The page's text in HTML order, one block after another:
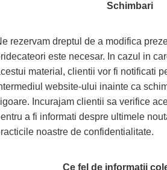
Schimbari
rezervam dreptul de a modifica
este necesar. In cazul in
material, clientii vor fi notificati
website-ului inainte ca
Incurajam clientii sa verifice
a fi informati despre ultimele
noastre de confidentialitate.
Ce fel de informatii